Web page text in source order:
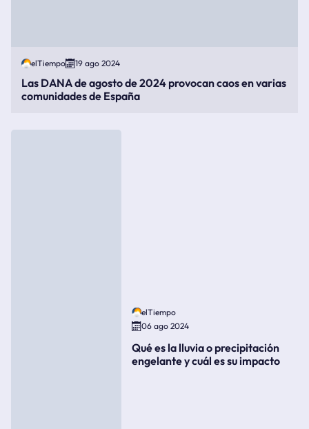
elTiempo 19 ago 2024
Las DANA de agosto de 2024 provocan caos en varias
comunidades de España
elTiempo
06 ago 2024
Qué es la lluvia o precipitación
engelante y cuál es su impacto